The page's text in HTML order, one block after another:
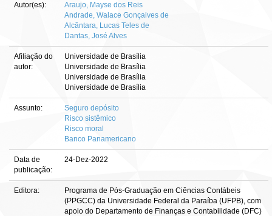
Autor(es):
Araujo, Mayse dos Reis
Andrade, Walace Gonçalves de
Alcântara, Lucas Teles de
Dantas, José Alves
Afiliação do
autor:
Universidade de Brasília
Universidade de Brasília
Universidade de Brasília
Universidade de Brasília
Assunto:
Seguro depósito
Risco sistêmico
Risco moral
Banco Panamericano
Data de
publicação:
24-Dez-2022
Editora:
Programa de Pós-Graduação em Ciências Contábeis
(PPGCC) da Universidade Federal da Paraíba (UFPB), com
apoio do Departamento de Finanças e Contabilidade (DFC)